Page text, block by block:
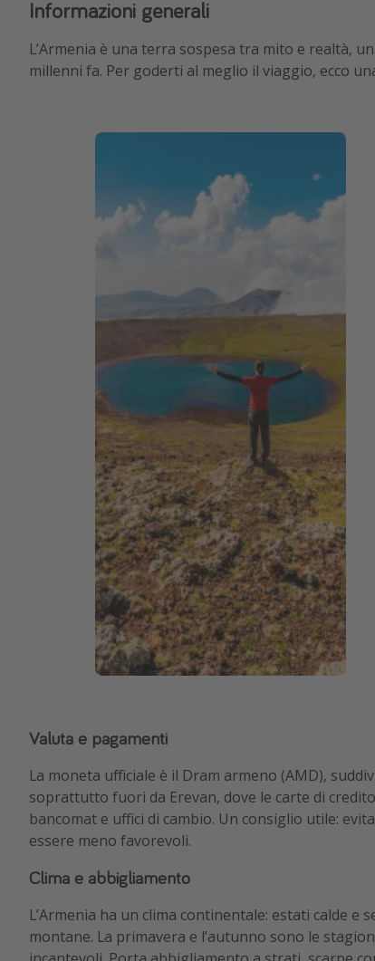
Informazioni generali
L’Armenia è una terra sospesa tra mito e realtà,
millenni fa. Per goderti al meglio il viaggio, ecco
Valuta e pagamenti
La moneta ufficiale è il Dram armeno (AMD),
soprattutto fuori da Erevan, dove le carte di
bancomat e uffici di cambio. Un consiglio utile:
essere meno favorevoli.
Clima e abbigliamento
L’Armenia ha un clima continentale: estati calde
montane. La primavera e l’autunno sono le